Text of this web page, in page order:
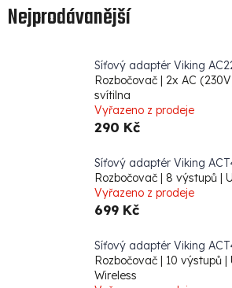
Nejprodávanější
Síťový adaptér Viking
Rozbočovač | 2x AC
svítilna
Vyřazeno z prodeje
290 Kč
Síťový adaptér Viking
Rozbočovač | 8 výstupů |
Vyřazeno z prodeje
699 Kč
Síťový adaptér Viking
Rozbočovač | 10 výstupů |
Wireless